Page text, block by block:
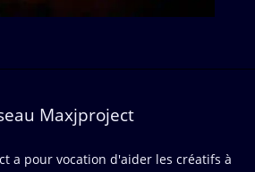
Maxjproject
a pour vocation d'aider les créatifs à